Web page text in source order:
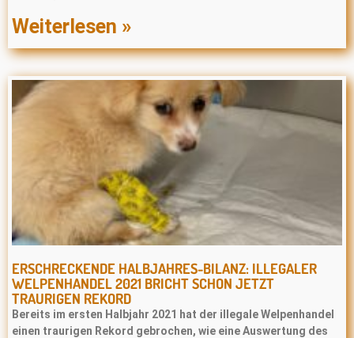
Weiterlesen »
ERSCHRECKENDE HALBJAHRES-BILANZ: ILLEGALER
WELPENHANDEL 2021 BRICHT SCHON JETZT
TRAURIGEN REKORD
Bereits im ersten Halbjahr 2021 hat der illegale Welpenhandel
einen traurigen Rekord gebrochen, wie eine Auswertung des